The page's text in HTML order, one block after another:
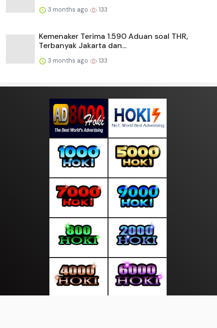
3 months ago 133
Kemenaker Terima 1.590 Aduan soal THR,
Terbanyak Jakarta dan...
3 months ago 133